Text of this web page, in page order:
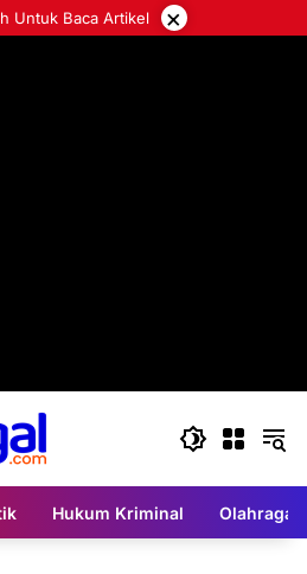
Untuk Baca Artikel ×
Hukum Kriminal Olahraga